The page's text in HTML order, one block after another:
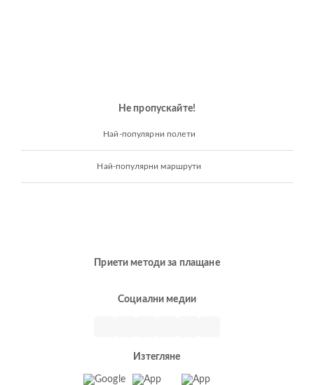
Не пропускайте!
Най-популярни полети
Най-популярни маршрути
Приети методи за плащане
Социални медии
Изтегляне